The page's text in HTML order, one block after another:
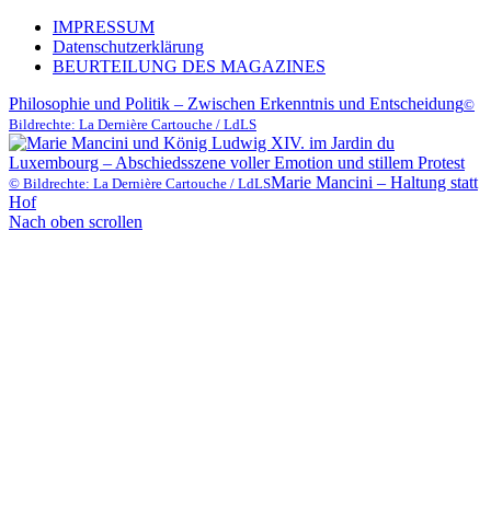
IMPRESSUM
Datenschutzerklärung
BEURTEILUNG DES MAGAZINES
Philosophie und Politik – Zwischen Erkenntnis und Entscheidung©
Bildrechte: La Dernière Cartouche / LdLS
© Bildrechte: La Dernière Cartouche / LdLSMarie Mancini – Haltung statt
Hof
Nach oben scrollen